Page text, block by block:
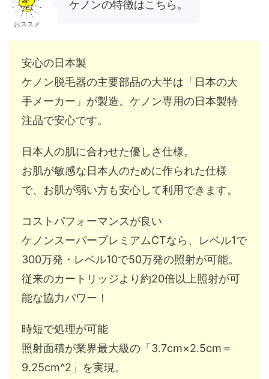
おススメ
ケノンの特徴はこちら。
安心の日本製
ケノン脱毛器の主要部品の大半は「日本の大
手メーカー」が製造。ケノン専用の日本製特
注品で安心です。
日本人の肌に合わせた優しさ仕様。
お肌が敏感な日本人のために作られた仕様
で、お肌が弱い方も安心して利用できます。
コストパフォーマンスが良い
ケノンスーパープレミアムCTなら、レベル1で
300万発・レベル10で50万発の照射が可能。
従来のカートリッジより約20倍以上照射が可
能な協力パワー！
時短で処理が可能
照射面積が業界最大級の「3.7cm×2.5cm＝
9.25cm^2」を実現。